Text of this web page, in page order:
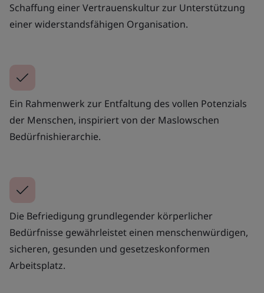
Schaffung einer Vertrauenskultur zur Unterstützung
einer widerstandsfähigen Organisation.
Ein Rahmenwerk zur Entfaltung des vollen Potenzials
der Menschen, inspiriert von der Maslowschen
Bedürfnishierarchie.
Die Befriedigung grundlegender körperlicher
Bedürfnisse gewährleistet einen menschenwürdigen,
sicheren, gesunden und gesetzeskonformen
Arbeitsplatz.